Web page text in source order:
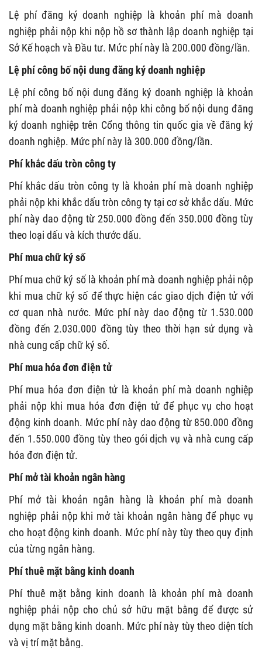
Lệ phí đăng ký doanh nghiệp là khoản phí mà doanh
nghiệp phải nộp khi nộp hồ sơ thành lập doanh nghiệp tại
Sở Kế hoạch và Đầu tư. Mức phí này là 200.000 đồng/lần.
Lệ phí công bố nội dung đăng ký doanh nghiệp
Lệ phí công bố nội dung đăng ký doanh nghiệp là khoản
phí mà doanh nghiệp phải nộp khi công bố nội dung đăng
ký doanh nghiệp trên Cổng thông tin quốc gia về đăng ký
doanh nghiệp. Mức phí này là 300.000 đồng/lần.
Phí khắc dấu tròn công ty
Phí khắc dấu tròn công ty là khoản phí mà doanh nghiệp
phải nộp khi khắc dấu tròn công ty tại cơ sở khắc dấu. Mức
phí này dao động từ 250.000 đồng đến 350.000 đồng tùy
theo loại dấu và kích thước dấu.
Phí mua chữ ký số
Phí mua chữ ký số là khoản phí mà doanh nghiệp phải nộp
khi mua chữ ký số để thực hiện các giao dịch điện tử với
cơ quan nhà nước. Mức phí này dao động từ 1.530.000
đồng đến 2.030.000 đồng tùy theo thời hạn sử dụng và
nhà cung cấp chữ ký số.
Phí mua hóa đơn điện tử
Phí mua hóa đơn điện tử là khoản phí mà doanh nghiệp
phải nộp khi mua hóa đơn điện tử để phục vụ cho hoạt
động kinh doanh. Mức phí này dao động từ 850.000 đồng
đến 1.550.000 đồng tùy theo gói dịch vụ và nhà cung cấp
hóa đơn điện tử.
Phí mở tài khoản ngân hàng
Phí mở tài khoản ngân hàng là khoản phí mà doanh
nghiệp phải nộp khi mở tài khoản ngân hàng để phục vụ
cho hoạt động kinh doanh. Mức phí này tùy theo quy định
của từng ngân hàng.
Phí thuê mặt bằng kinh doanh
Phí thuê mặt bằng kinh doanh là khoản phí mà doanh
nghiệp phải nộp cho chủ sở hữu mặt bằng để được sử
dụng mặt bằng kinh doanh. Mức phí này tùy theo diện tích
và vị trí mặt bằng.